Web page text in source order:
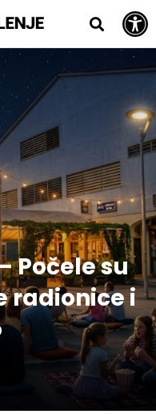
Open toolbar
Počele su
radionice i